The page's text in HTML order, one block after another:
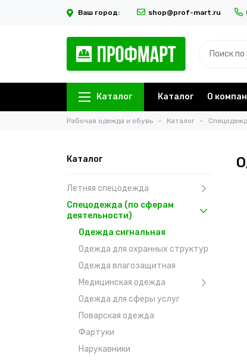
Ваш город: shop@prof-mart.ru
Каталог Каталог О
Рабочая одежда и обувь Каталог
Каталог
Летняя спецодежда
Спецодежда (по сферам
деятельности)
Одежда сигнальная
Одежда для охранных структур
Одежда влагозащитная
Медицинская одежда
Одежда для сферы услуг
Поварская одежда
Фартуки
Нарукавники